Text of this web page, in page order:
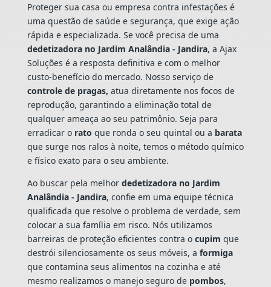
Proteger sua casa ou empresa contra infestações é
uma questão de saúde e segurança, que exige ação
rápida e especializada. Se você precisa de uma
dedetizadora no Jardim Analândia - Jandira, a Ajax
Soluções é a resposta definitiva e com o melhor
custo-benefício do mercado. Nosso serviço de
controle de pragas, atua diretamente nos focos de
reprodução, garantindo a eliminação total de
qualquer ameaça ao seu patrimônio. Seja para
erradicar o rato que ronda o seu quintal ou a barata
que surge nos ralos à noite, temos o método químico
e físico exato para o seu ambiente.
Ao buscar pela melhor dedetizadora no Jardim
Analândia - Jandira, confie em uma equipe técnica
qualificada que resolve o problema de verdade, sem
colocar a sua família em risco. Nós utilizamos
barreiras de proteção eficientes contra o cupim que
destrói silenciosamente os seus móveis, a formiga
que contamina seus alimentos na cozinha e até
mesmo realizamos o manejo seguro de pombos,